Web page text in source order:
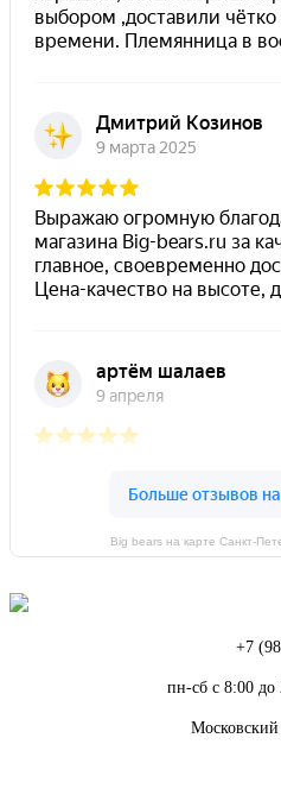
Big bears на карте
+7
пн-сб с 8:00 до
Московский